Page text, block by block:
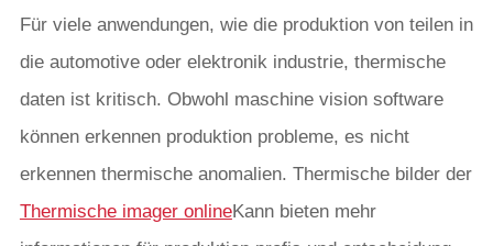
Für viele anwendungen, wie die produktion von teilen in
die automotive oder elektronik industrie, thermische
daten ist kritisch. Obwohl maschine vision software
können erkennen produktion probleme, es nicht
erkennen thermische anomalien. Thermische bilder der
Thermische imager onlineKann bieten mehr